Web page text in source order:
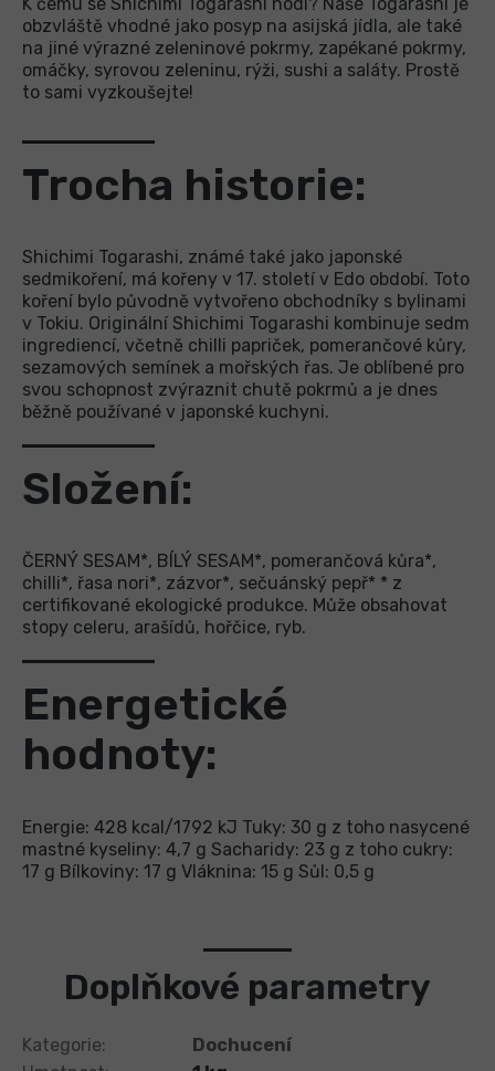
obzvláště vhodné jako posyp na asijská jídla, ale také
na jiné výrazné zeleninové pokrmy, zapékané pokrmy,
omáčky, syrovou zeleninu, rýži, sushi a saláty. Prostě
to sami vyzkoušejte!
Trocha historie:
Shichimi Togarashi, známé také jako japonské
sedmikoření, má kořeny v 17. století v Edo období. Toto
koření bylo původně vytvořeno obchodníky s bylinami
v Tokiu. Originální Shichimi Togarashi kombinuje sedm
ingrediencí, včetně chilli papriček, pomerančové kůry,
sezamových semínek a mořských řas. Je oblíbené pro
svou schopnost zvýraznit chutě pokrmů a je dnes
běžně používané v japonské kuchyni.
Složení:
ČERNÝ SESAM*, BÍLÝ SESAM*, pomerančová kůra*,
chilli*, řasa nori*, zázvor*, sečuánský pepř* * z
certifikované ekologické produkce. Může obsahovat
stopy celeru, arašídů, hořčice, ryb.
Energetické
hodnoty:
Energie: 428 kcal/1792 kJ Tuky: 30 g z toho nasycené
mastné kyseliny: 4,7 g Sacharidy: 23 g z toho cukry:
17 g Bílkoviny: 17 g Vláknina: 15 g Sůl: 0,5 g
Doplňkové parametry
Kategorie:
Dochucení